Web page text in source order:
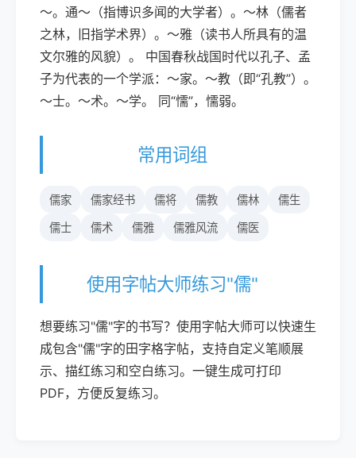
～。通～（指博识多闻的大学者）。～林（儒者
之林，旧指学术界）。～雅（读书人所具有的温
文尔雅的风貌）。 中国春秋战国时代以孔子、孟
子为代表的一个学派：～家。～教（即“孔教”）。
～士。～术。～学。 同“懦”，懦弱。
常用词组
儒家 儒家经书 儒将 儒教 儒林 儒生
儒士 儒术 儒雅 儒雅风流 儒医
使用字帖大师练习"儒"
想要练习"儒"字的书写？使用字帖大师可以快速生
成包含"儒"字的田字格字帖，支持自定义笔顺展
示、描红练习和空白练习。一键生成可打印
PDF，方便反复练习。